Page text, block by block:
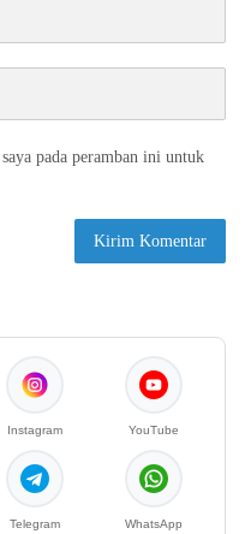
pada peramban ini untuk
Instagram YouTube
Telegram WhatsApp